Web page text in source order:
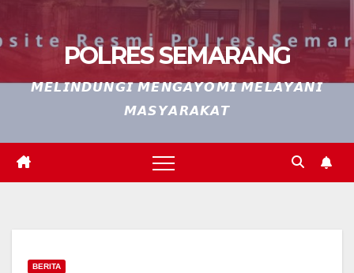
POLRES SEMARANG
𝙈𝙀𝙇𝙄𝙉𝘿𝙐𝙉𝙂𝙄 𝙈𝙀𝙉𝙂𝘼𝙔𝙊𝙈𝙄 𝙈𝙀𝙇𝘼𝙔𝘼𝙉𝙄
𝙈𝘼𝙎𝙔𝘼𝙍𝘼𝙆𝘼𝙏
BERITA